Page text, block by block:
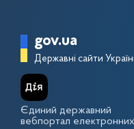
Головна
gov.ua
Державні сайти
Єдиний державний
вебпортал